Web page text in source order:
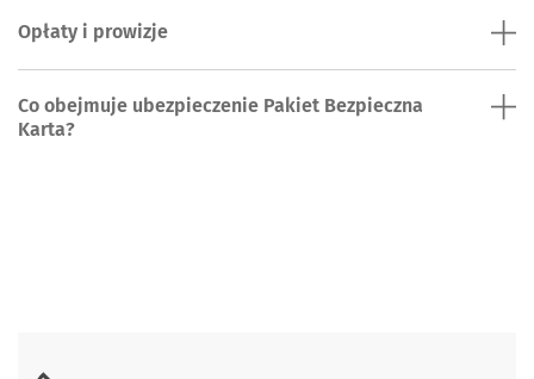
Opłaty i prowizje
Co obejmuje ubezpieczenie Pakiet Bezpieczna
Karta?